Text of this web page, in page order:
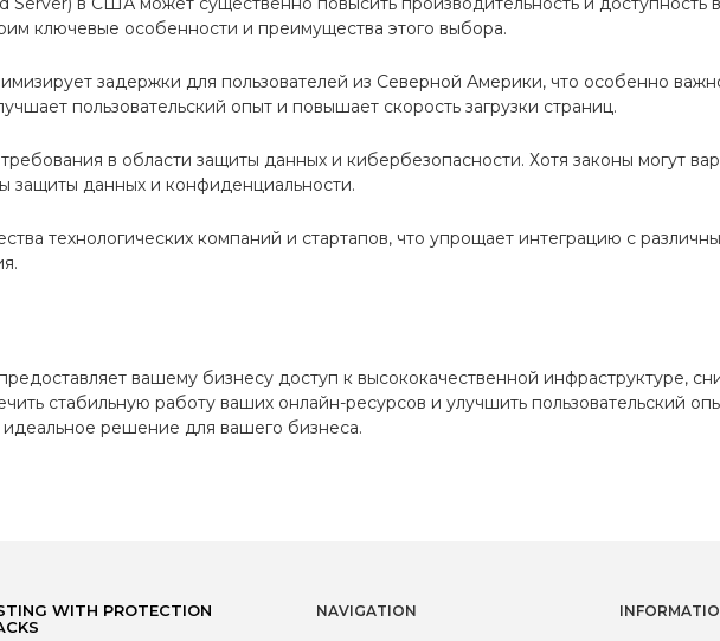
ключевые особенности и преимущества этого выбора.
задержки для пользователей из Северной Америки, что особенно
пользовательский опыт и повышает скорость загрузки страниц.
в области защиты данных и кибербезопасности. Хотя законы могут
защиты данных и конфиденциальности.
технологических компаний и стартапов, что упрощает интеграцию с
вашему бизнесу доступ к высококачественной инфраструктуре,
стабильную работу ваших онлайн-ресурсов и улучшить пользовательский
решение для вашего бизнеса.
WITH PROTECTION
NAVIGATION